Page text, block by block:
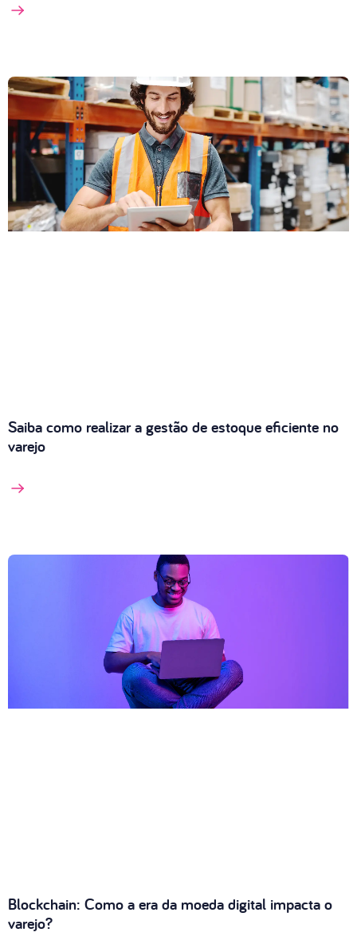
Saiba como realizar a gestão de estoque eficiente no
varejo
Blockchain: Como a era da moeda digital impacta o
varejo?